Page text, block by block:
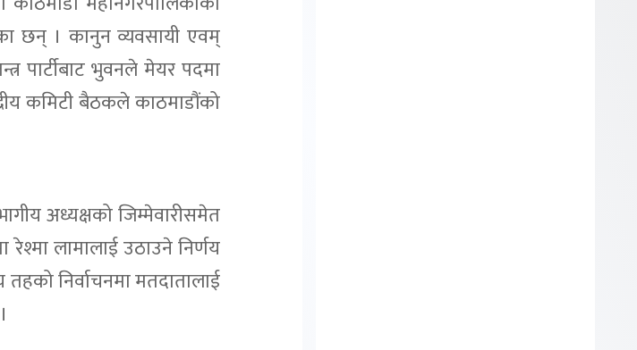
छन् । कानुन व्यवसायी एवम्
पार्टीबाट भुवनले मेयर पदमा
कमिटी बैठकले काठमाडौंको
अध्यक्षको जिम्मेवारीसमेत
लामालाई उठाउने निर्णय
निर्वाचनमा मतदातालाई